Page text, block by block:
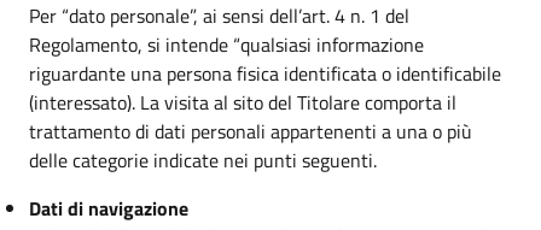
Per “dato personale”, ai sensi dell’art. 4 n. 1 del
Regolamento, si intende “qualsiasi informazione
riguardante una persona fisica identificata o identificabile
(interessato). La visita al sito del Titolare comporta il
trattamento di dati personali appartenenti a una o più
delle categorie indicate nei punti seguenti.
Dati di navigazione